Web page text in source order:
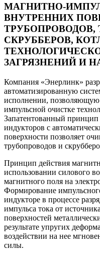
МАГНИТНО-
ВНУТРЕННИХ
СКРУББЕРОВ,
ЗАГРЯЗНЕНИЙ И
Компания «Энерлинк»
автоматизированную
исполнении, позволяющую
импульсной очистке
Запатентованный принцип
индукторов с
поверхности позволяет
трубопроводов и
Принцип действия
использовании силового
магнитного поля на
Формирование
индукторе в процессе
импульса тока от
поверхностей
результате упругих
воздействии на нее
силы.